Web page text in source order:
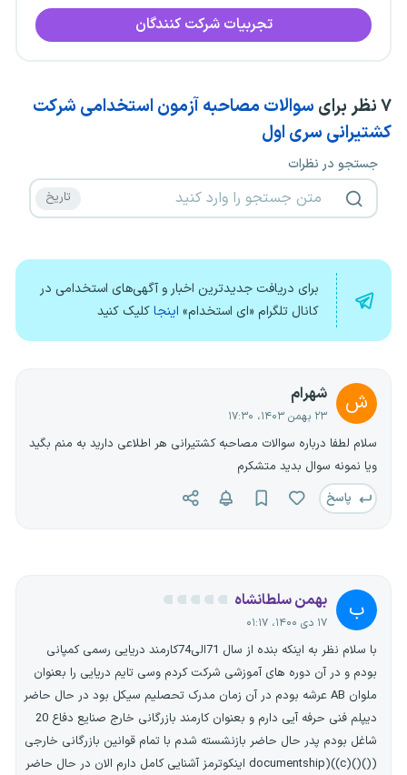
تجربیات شرکت کنندگان
۷نظر برای سوالات مصاحبه آزمون استخدامی شرکت
کشتیرانی سری اول
جستجو در نظرات
برای دریافت جدیدترین اخبار و آگهی‌های استخدامی در
کانال تلگرام «ای استخدام» اینجاکلیک کنید
ش شهرام
۲۳ بهمن ۱۴۰۳، ۱۷:۳۰
سلام لطفا درباره سوالات مصاحبه کشتیرانی هر اطلاعی دارید به منم بگید
ویا نمونه سوال بدید متشکرم
پاسخ
ب بهمن سلطانشاه
۱۷ دی ۱۴۰۰، ۰۱:۱۷
با سلام نظر به اینکه بنده از سال 71الی74کارمند دریایی رسمی کمپانی
بودم و در آن دوره های آموزشی شرکت کردم وسی تایم دریایی را بعنوان
ملوان AB عرشه بودم در آن زمان مدرک تحصلیم سیکل بود در حال حاضر
دیپلم فنی حرفه آیی دارم و بعنوان کارمند بازرگانی خارج صنایع دفاع 20
شاغل بودم پدر حال حاضر بازنشسته شدم با تمام قوانین بازرگانی خارجی
documentship)((c)()()) اینکوترمز آشنایی کامل دارم الان در حال حاضر